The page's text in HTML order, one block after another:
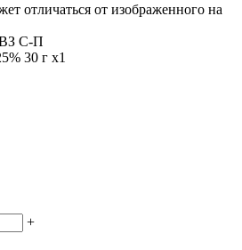
отличаться от изображенного на
С-П
30 г x1
+